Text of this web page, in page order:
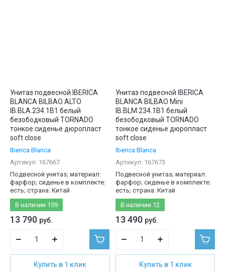
Унитаз подвесной IBERICA
BLANCA BILBAO ALTO
IB.BLA.234.1B1 белый
безободковый TORNADO
тонкое сиденье дюропласт
soft close
Iberica Blanca
Артикул: 167667
Подвесной унитаз; материал:
фарфор; сиденье в комплекте:
есть; страна: Китай
В наличии 159
13 790 руб.
Купить в 1 клик
Унитаз подвесной IBERICA
BLANCA BILBAO Mini
IB.BLM.234.1B1 белый
безободковый TORNADO
тонкое сиденье дюропласт
soft close
Iberica Blanca
Артикул: 167673
Подвесной унитаз; материал:
фарфор; сиденье в комплекте:
есть; страна: Китай
В наличии 12
13 490 руб.
Купить в 1 клик